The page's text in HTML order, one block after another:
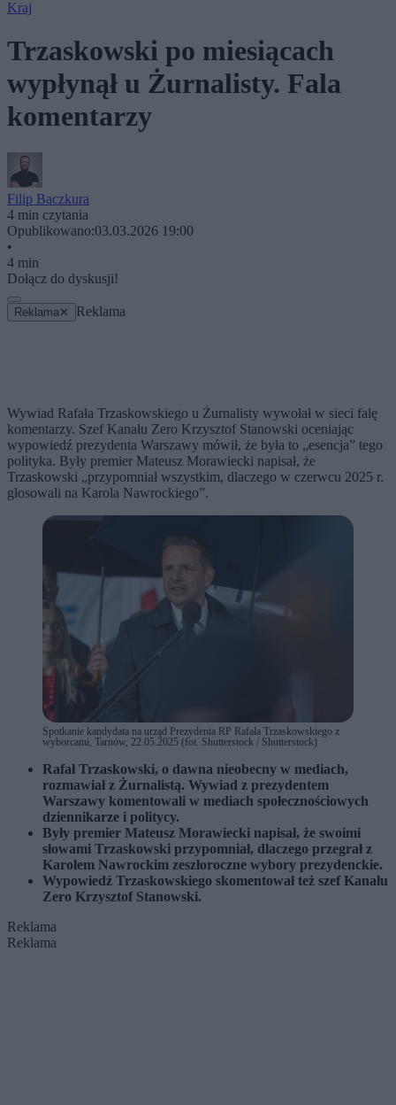
Kraj
Trzaskowski po miesiącach
wypłynął u Żurnalisty. Fala
komentarzy
Filip Baczkura
4 min czytania
Opublikowano:03.03.2026 19:00
•
4 min
Dołącz do dyskusji!
Reklama ✕ Reklama
Wywiad Rafała Trzaskowskiego u Żurnalisty wywołał w sieci falę
komentarzy. Szef Kanału Zero Krzysztof Stanowski oceniając
wypowiedź prezydenta Warszawy mówił, że była to „esencja” tego
polityka. Były premier Mateusz Morawiecki napisał, że
Trzaskowski „przypomniał wszystkim, dlaczego w czerwcu 2025 r.
głosowali na Karola Nawrockiego”.
Spotkanie kandydata na urząd Prezydenta RP Rafała Trzaskowskiego z
wyborcami, Tarnów, 22.05.2025 (fot. Shutterstock / Shutterstock)
Rafał Trzaskowski, o dawna nieobecny w mediach,
rozmawiał z Żurnalistą. Wywiad z prezydentem
Warszawy komentowali w mediach społecznościowych
dziennikarze i politycy.
Były premier Mateusz Morawiecki napisał, że swoimi
słowami Trzaskowski przypomniał, dlaczego przegrał z
Karolem Nawrockim zeszłoroczne wybory prezydenckie.
Wypowiedź Trzaskowskiego skomentował też szef Kanału
Zero Krzysztof Stanowski.
Reklama
Reklama